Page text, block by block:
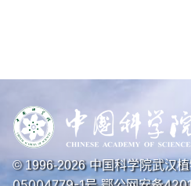
© 1996-2026中国科学院武汉